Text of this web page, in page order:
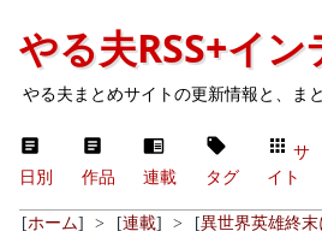
やる夫RSS+イ
やる夫まとめサイトの更新情報と、ま
日別 作品 連載 タグ
サ
イト
[ホーム] > [連載] > [異世界英雄終末